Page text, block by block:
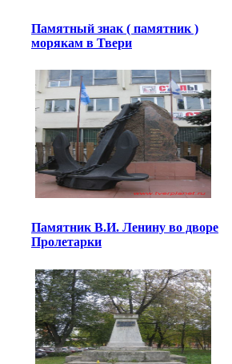
Памятный знак ( памятник )
морякам в Твери
Памятник В.И. Ленину во дворе
Пролетарки